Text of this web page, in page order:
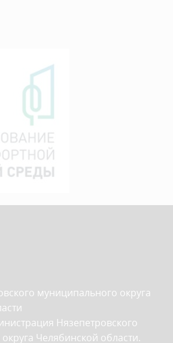
муниципального округа
Нязепетровского
Челябинской области.